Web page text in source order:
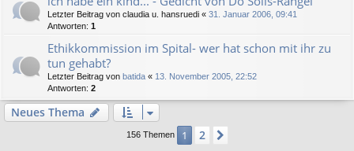
Letzter Beitrag von claudia u. hansruedi « 31. Januar 2006, 09:41
Antworten: 1
Ethikkommission im Spital- wer hat schon mit ihr zu
tun gehabt?
Letzter Beitrag von batida « 13. November 2005, 22:52
Antworten: 2
Neues Thema
156 Themen 1 2